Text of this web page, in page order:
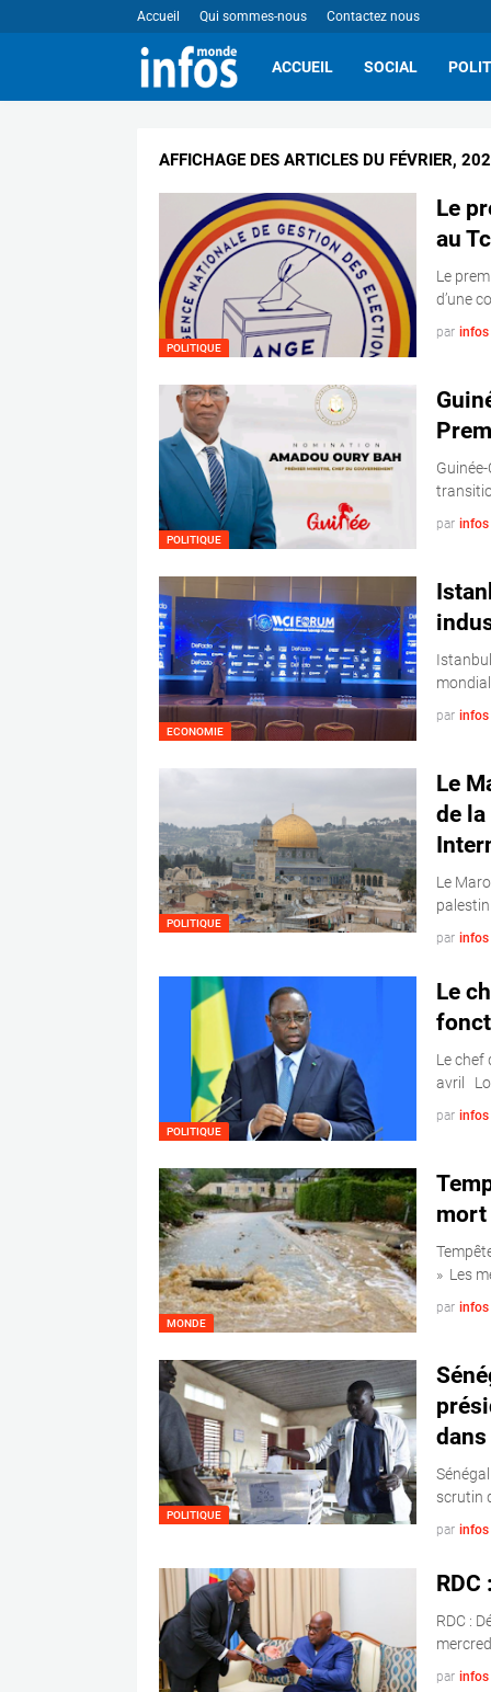
Accueil Qui sommes-nous Contactez nous
ACCUEIL SOCIAL
AFFICHAGE DES ARTICLES DU FÉVRIER,
POLITIQUE
Le
au
Le
d’une
par infos
POLITIQUE
par infos
ECONOMIE
par infos
POLITIQUE
Le
de
Le
par infos
POLITIQUE
Le
Le chef
avril
par infos
MONDE
mort
» Les
par infos
POLITIQUE
scrutin
par infos
RDC :
par infos